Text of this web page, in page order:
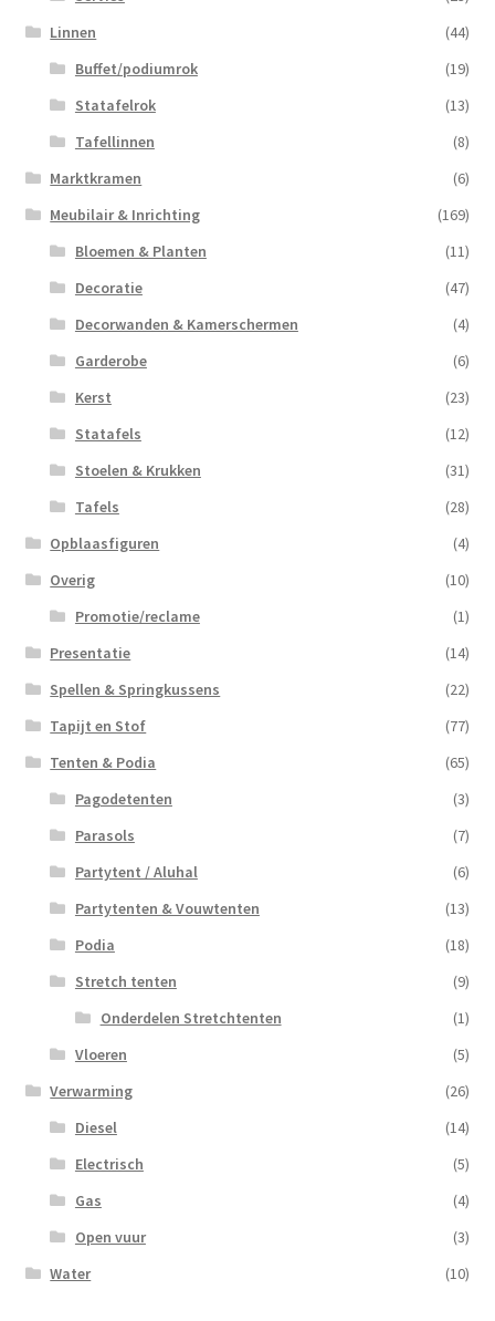
Linnen
(44)
Buffet/podiumrok
(19)
Statafelrok
(13)
Tafellinnen
(8)
Marktkramen
(6)
Meubilair & Inrichting
(169)
Bloemen & Planten
(11)
Decoratie
(47)
Decorwanden & Kamerschermen
(4)
Garderobe
(6)
Kerst
(23)
Statafels
(12)
Stoelen & Krukken
(31)
Tafels
(28)
Opblaasfiguren
(4)
Overig
(10)
Promotie/reclame
(1)
Presentatie
(14)
Spellen & Springkussens
(22)
Tapijt en Stof
(77)
Tenten & Podia
(65)
Pagodetenten
(3)
Parasols
(7)
Partytent / Aluhal
(6)
Partytenten & Vouwtenten
(13)
Podia
(18)
Stretch tenten
(9)
Onderdelen Stretchtenten
(1)
Vloeren
(5)
Verwarming
(26)
Diesel
(14)
Electrisch
(5)
Gas
(4)
Open vuur
(3)
Water
(10)